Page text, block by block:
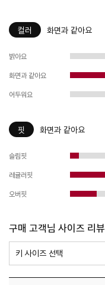
컬러 화면과 같아요
밝아요
화면과 같아요
어두워요
핏 화면과 같아요
슬림핏
레귤러핏
오버핏
구매 고객님 사이즈 리뷰